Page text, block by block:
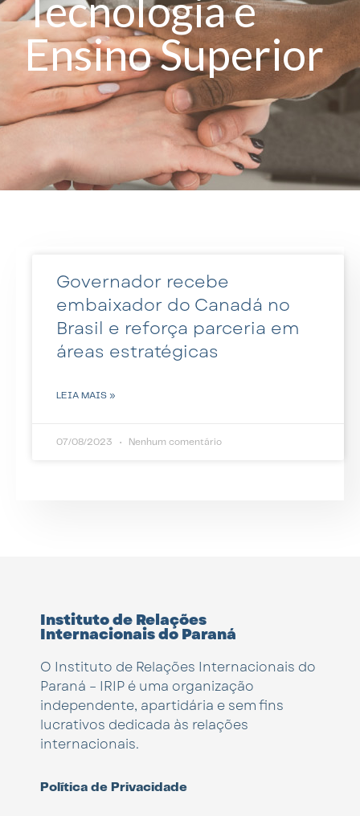
Tecnologia e
Ensino Superior
Governador recebe
embaixador do Canadá no
Brasil e reforça parceria em
áreas estratégicas
LEIA MAIS »
07/08/2023 Nenhum comentário
Instituto de Relações
Internacionais do Paraná
O Instituto de Relações Internacionais do
Paraná – IRIP é uma organização
independente, apartidária e sem fins
lucrativos dedicada às relações
internacionais.
Política de Privacidade